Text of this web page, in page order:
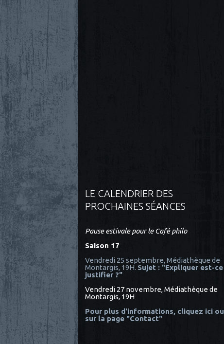
LE CALENDRIER DES
PROCHAINES SÉANCES
Pause estivale pour le Café philo
Saison 17
Vendredi 25 septembre, Médiathèque de
Montargis, 19H. Sujet : "Expliquer est-ce
justifier ?"
Vendredi 27 novembre, Médiathèque de
Montargis, 19H
Pour plus d'informations, cliquez ici ou
sur la page "Contact"